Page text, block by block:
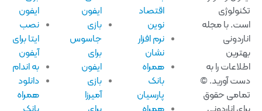
با مجله
را به
آورید. ©
حقوق
اقتصاد
نرم افزار
نشان
همراه
پارسیان
ایفون
بازی
جاسوس
ایفون
بازی
ایفون
نصب
ایتا برای
آیفون
به اندام
دانلود
همراه